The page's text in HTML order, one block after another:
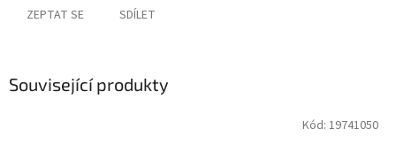
ZEPTAT SE SDÍLET
Související produkty
Kód: 19741050